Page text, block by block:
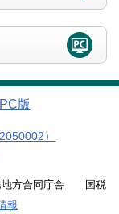
PC版
）
地方合同庁舎 国税
報